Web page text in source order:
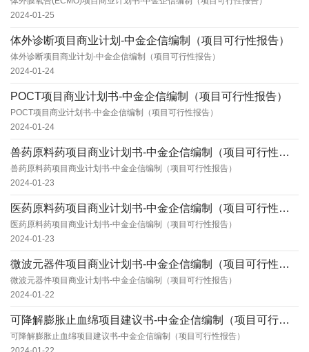
2024-01-25
体外诊断项目商业计划-中金企信编制（项目可行性报告）
体外诊断项目商业计划-中金企信编制（项目可行性报告）
2024-01-24
POCT项目商业计划书-中金企信编制（项目可行性报告）
POCT项目商业计划书-中金企信编制（项目可行性报告）
2024-01-24
兽药原料药项目商业计划书-中金企信编制（项目可行性报告）
兽药原料药项目商业计划书-中金企信编制（项目可行性报告）
2024-01-23
医药原料药项目商业计划书-中金企信编制（项目可行性报告）
医药原料药项目商业计划书-中金企信编制（项目可行性报告）
2024-01-23
微波元器件项目商业计划书-中金企信编制（项目可行性报告）
微波元器件项目商业计划书-中金企信编制（项目可行性报告）
2024-01-22
可降解膨胀止血绵项目建议书-中金企信编制（项目可行性报告）
可降解膨胀止血绵项目建议书-中金企信编制（项目可行性报告）